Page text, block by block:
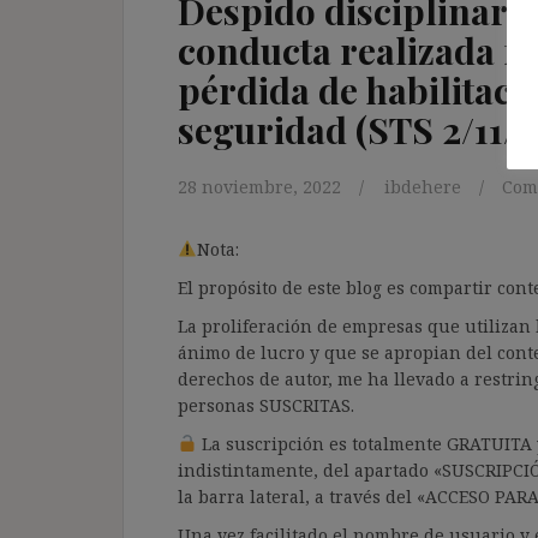
Despido
conducta realizada
pérdida de
seguridad (STS 2/11/
28 noviembre, 2022 ibdehere
Nota:
El propósito de este blog es compartir
La proliferación de empresas que
ánimo de lucro y que se apropian del
derechos de autor, me ha llevado a
personas SUSCRITAS.
La suscripción es totalmente
indistintamente, del apartado
la barra lateral, a través del «ACCESO PARA